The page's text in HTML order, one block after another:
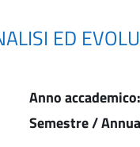
ED
Anno accademico:
Semestre /